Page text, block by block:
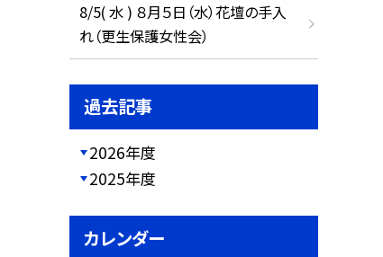
8/5( 水 ) ８月５日（水）花壇の手入
れ（更生保護女性会）
過去記事
2026年度
2025年度
カレンダー